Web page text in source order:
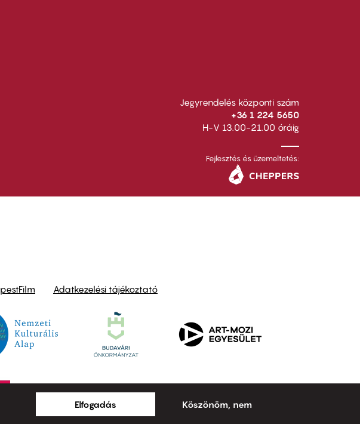
Jegyrendelés központi szám
+36 1 224 5650
H-V 13.00-21.00 óráig
Fejlesztés és üzemeltetés:
Adatkezelési tájékoztató
Elfogadás Köszönöm, nem